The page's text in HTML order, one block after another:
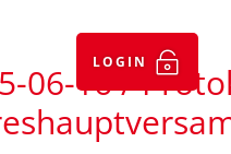

LOGIN
06-16 /